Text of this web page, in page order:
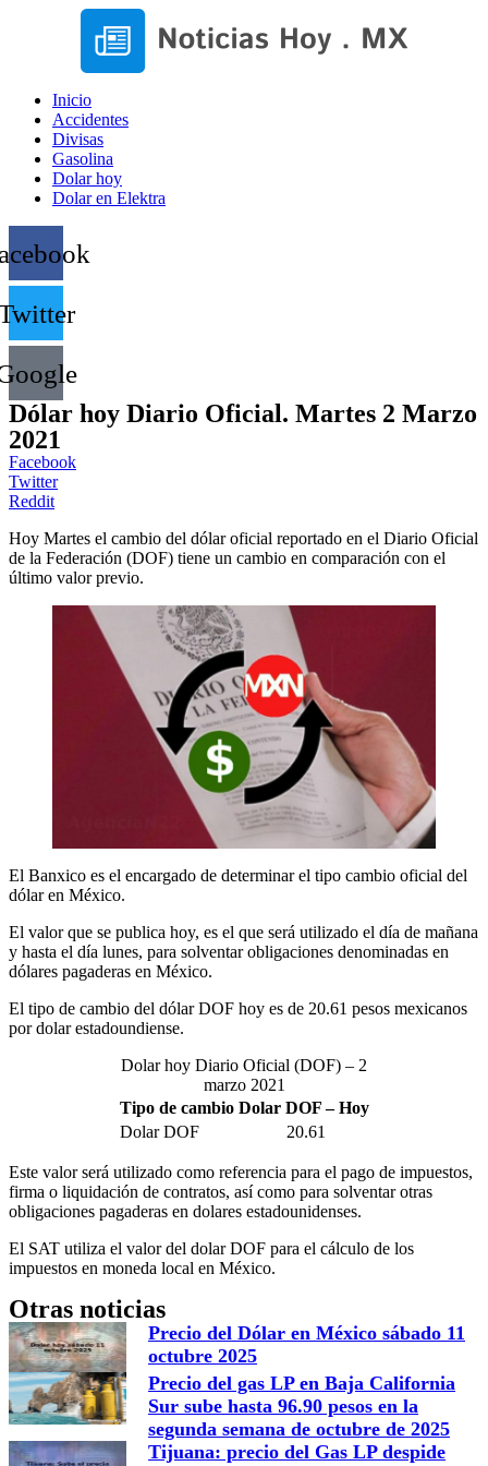
Inicio
Accidentes
Divisas
Gasolina
Dolar hoy
Dolar en Elektra
Dólar hoy Diario Oficial. Martes 2 Marzo
2021
Facebook
Twitter
Reddit
Hoy Martes el cambio del dólar oficial reportado en el Diario Oficial
de la Federación (DOF) tiene un cambio en comparación con el
último valor previo.
El Banxico es el encargado de determinar el tipo cambio oficial del
dólar en México.
El valor que se publica hoy, es el que será utilizado el día de mañana
y hasta el día lunes, para solventar obligaciones denominadas en
dólares pagaderas en México.
El tipo de cambio del dólar DOF hoy es de 20.61 pesos mexicanos
por dolar estadoundiense.
Dolar hoy Diario Oficial (DOF) – 2
marzo 2021
Tipo de cambio Dolar DOF – Hoy
Dolar DOF
20.61
Este valor será utilizado como referencia para el pago de impuestos,
firma o liquidación de contratos, así como para solventar otras
obligaciones pagaderas en dolares estadounidenses.
El SAT utiliza el valor del dolar DOF para el cálculo de los
impuestos en moneda local en México.
Otras noticias
Precio del Dólar en México sábado 11
octubre 2025
Precio del gas LP en Baja California
Sur sube hasta 96.90 pesos en la
segunda semana de octubre de 2025
Tijuana: precio del Gas LP despide